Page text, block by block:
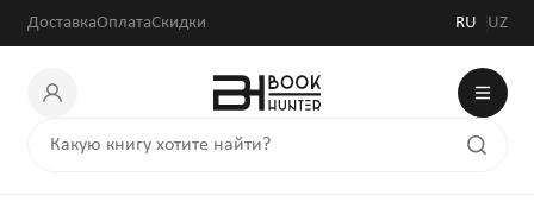
ДоставкаОплатаСкидки RU UZ